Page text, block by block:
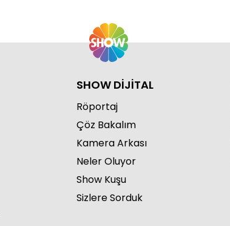
SHOW DİJİTAL
Röportaj
Çöz Bakalım
Kamera Arkası
Neler Oluyor
Show Kuşu
Sizlere Sorduk